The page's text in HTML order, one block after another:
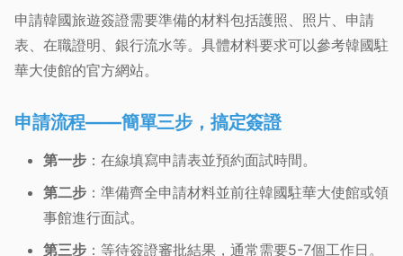
申請韓國旅遊簽證需要準備的材料包括護照、照片、申請
表、在職證明、銀行流水等。具體材料要求可以參考韓國駐
華大使館的官方網站。
申請流程——簡單三步，搞定簽證
第一步 ：在線填寫申請表並預約面試時間。
第二步 ：準備齊全申請材料並前往韓國駐華大使館或領
事館進行面試。
第三步 ：等待簽證審批結果，通常需要5-7個工作日。